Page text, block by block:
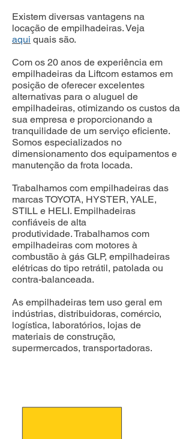
Existem diversas vantagens na
locação de empilhadeiras. Veja
aqui quais são.
Com os 20 anos de experiência em
empilhadeiras da Liftcom estamos em
posição de oferecer excelentes
alternativas para o aluguel de
empilhadeiras, otimizando os custos da
sua empresa e proporcionando a
tranquilidade de um serviço eficiente.
Somos especializados no
dimensionamento dos equipamentos e
manutenção da frota locada.
Trabalhamos com empilhadeiras das
marcas TOYOTA, HYSTER, YALE,
STILL e HELI. Empilhadeiras
confiáveis de alta
produtividade.Trabalhamos com
empilhadeiras com motores à
combustão à gás GLP, empilhadeiras
elétricas do tipo retrátil, patolada ou
contra-balanceada.
As empilhadeiras tem uso geral em
indústrias, distribuidoras, comércio,
logística, laboratórios, lojas de
materiais de construção,
supermercados, transportadoras.